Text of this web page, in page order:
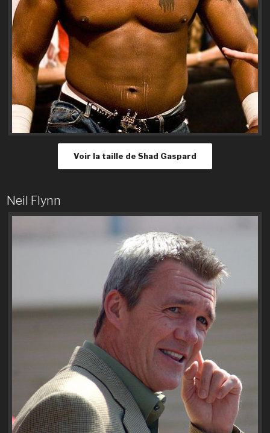
Voir la taille de Shad Gaspard
Neil Flynn